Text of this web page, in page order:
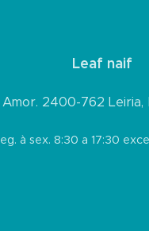
Leaf naif
Amor. 2400-762 Leiria,
à sex. 8:30 a 17:30